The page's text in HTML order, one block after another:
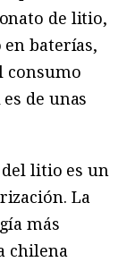
de litio,
baterías,
consumo
de unas
litio es un
La
más
chilena